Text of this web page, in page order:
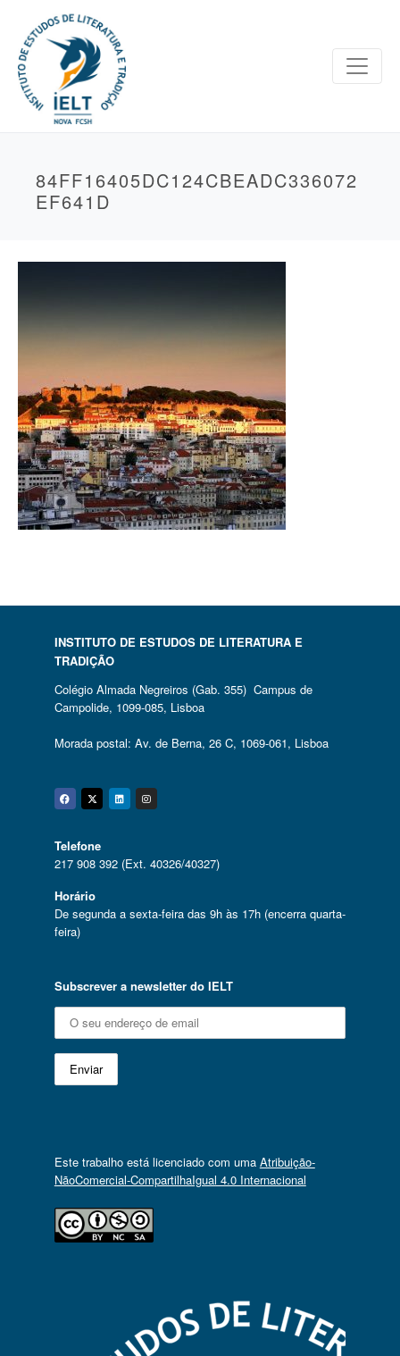
84FF16405DC124CBEADC336072
EF641D
INSTITUTO DE ESTUDOS DE LITERATURA E
TRADIÇÃO
Colégio Almada Negreiros (Gab. 355) Campus de
Campolide, 1099-085, Lisboa
Morada postal: Av. de Berna, 26 C, 1069-061, Lisboa
Facebook
Twitter
Linkedin
Instagram
Telefone
217 908 392 (Ext. 40326/40327)
Horário
De segunda a sexta-feira das 9h às 17h (encerra quarta-
feira)
Subscrever a newsletter do IELT
Este trabalho está licenciado com uma Atribuição-
NãoComercial-CompartilhaIgual 4.0 Internacional